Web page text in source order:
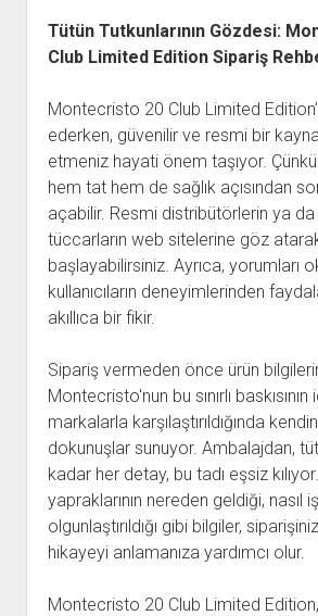
Tütün Tutkunlarının Gözdesi:
Club Limited Edition Sipariş
Montecristo 20 Club Limited
ederken, güvenilir ve resmi bir
etmeniz hayati önem taşıyor.
hem tat hem de sağlık açısından
açabilir. Resmi distribütörlerin ya da
tüccarların web sitelerine göz
başlayabilirsiniz. Ayrıca, yorumları
kullanıcıların deneyimlerinden
akıllıca bir fikir.
Sipariş vermeden önce ürün
Montecristo'nun bu sınırlı
markalarla karşılaştırıldığında
dokunuşlar sunuyor. Ambalajdan,
kadar her detay, bu tadı eşsiz
yapraklarının nereden geldiği, nasıl
olgunlaştırıldığı gibi bilgiler,
hikayeyi anlamanıza yardımcı olur.
Montecristo 20 Club Limited